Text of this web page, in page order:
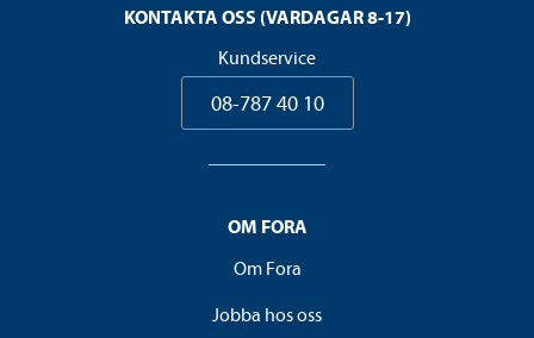
KONTAKTA OSS (VARDAGAR 8-17)
Kundservice
08-787 40 10
OM FORA
Om Fora
Jobba hos oss